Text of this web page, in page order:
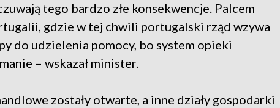
tego bardzo złe konsekwencje. Palcem
gdzie w tej chwili portugalski rząd wzywa
do udzielenia pomocy, bo system opieki
– wskazał minister.
zostały otwarte, a inne działy gospodarki